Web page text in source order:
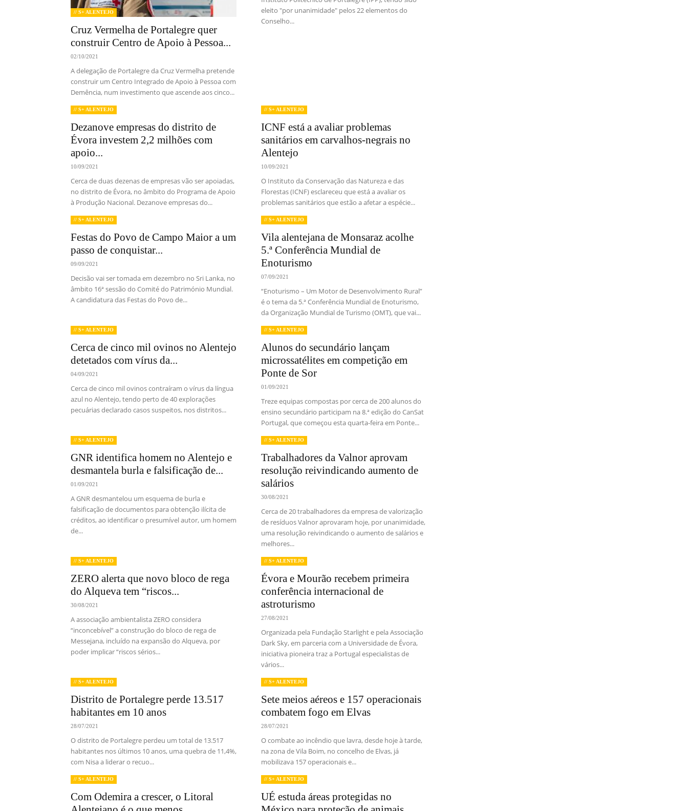
// S+ ALENTEJO
Cruz Vermelha de Portalegre quer
construir Centro de Apoio à Pessoa...
02/10/2021
A delegação de Portalegre da Cruz Vermelha pretende
construir um Centro Integrado de Apoio à Pessoa com
Demência, num investimento que ascende aos cinco...
eleito "por unanimidade" pelos 22 elementos do
Conselho...
// S+ ALENTEJO
Dezanove empresas do distrito de
Évora investem 2,2 milhões com
apoio...
10/09/2021
Cerca de duas dezenas de empresas vão ser apoiadas,
no distrito de Évora, no âmbito do Programa de Apoio
à Produção Nacional. Dezanove empresas do...
// S+ ALENTEJO
ICNF está a avaliar problemas
sanitários em carvalhos-negrais no
Alentejo
10/09/2021
O Instituto da Conservação das Natureza e das
Florestas (ICNF) esclareceu que está a avaliar os
problemas sanitários que estão a afetar a espécie...
// S+ ALENTEJO
Festas do Povo de Campo Maior a um
passo de conquistar...
09/09/2021
Decisão vai ser tomada em dezembro no Sri Lanka, no
âmbito 16ª sessão do Comité do Património Mundial.
A candidatura das Festas do Povo de...
// S+ ALENTEJO
Vila alentejana de Monsaraz acolhe
5.ª Conferência Mundial de
Enoturismo
07/09/2021
“Enoturismo – Um Motor de Desenvolvimento Rural”
é o tema da 5.ª Conferência Mundial de Enoturismo,
da Organização Mundial de Turismo (OMT), que vai...
// S+ ALENTEJO
Cerca de cinco mil ovinos no Alentejo
detetados com vírus da...
04/09/2021
Cerca de cinco mil ovinos contraíram o vírus da língua
azul no Alentejo, tendo perto de 40 explorações
pecuárias declarado casos suspeitos, nos distritos...
// S+ ALENTEJO
Alunos do secundário lançam
microssatélites em competição em
Ponte de Sor
01/09/2021
Treze equipas compostas por cerca de 200 alunos do
ensino secundário participam na 8.ª edição do CanSat
Portugal, que começou esta quarta-feira em Ponte...
// S+ ALENTEJO
GNR identifica homem no Alentejo e
desmantela burla e falsificação de...
01/09/2021
A GNR desmantelou um esquema de burla e
falsificação de documentos para obtenção ilícita de
créditos, ao identificar o presumível autor, um homem
de...
// S+ ALENTEJO
Trabalhadores da Valnor aprovam
resolução reivindicando aumento de
salários
30/08/2021
Cerca de 20 trabalhadores da empresa de valorização
de resíduos Valnor aprovaram hoje, por unanimidade,
uma resolução reivindicando o aumento de salários e
melhores...
// S+ ALENTEJO
ZERO alerta que novo bloco de rega
do Alqueva tem “riscos...
30/08/2021
A associação ambientalista ZERO considera
“inconcebível” a construção do bloco de rega de
Messejana, incluído na expansão do Alqueva, por
poder implicar “riscos sérios...
// S+ ALENTEJO
Évora e Mourão recebem primeira
conferência internacional de
astroturismo
27/08/2021
Organizada pela Fundação Starlight e pela Associação
Dark Sky, em parceria com a Universidade de Évora,
iniciativa pioneira traz a Portugal especialistas de
vários...
// S+ ALENTEJO
Distrito de Portalegre perde 13.517
habitantes em 10 anos
28/07/2021
O distrito de Portalegre perdeu um total de 13.517
habitantes nos últimos 10 anos, uma quebra de 11,4%,
com Nisa a liderar o recuo...
// S+ ALENTEJO
Sete meios aéreos e 157 operacionais
combatem fogo em Elvas
28/07/2021
O combate ao incêndio que lavra, desde hoje à tarde,
na zona de Vila Boim, no concelho de Elvas, já
mobilizava 157 operacionais e...
// S+ ALENTEJO
Com Odemira a crescer, o Litoral
// S+ ALENTEJO
UÉ estuda áreas protegidas no